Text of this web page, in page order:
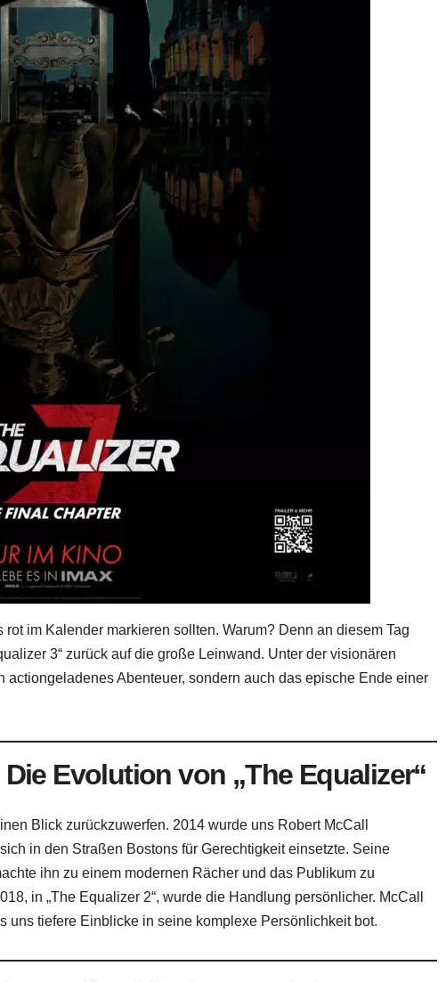
im Kalender markieren sollten. Warum? Denn an diesem Tag
3“ zurück auf die große Leinwand. Unter der visionären
Abenteuer, sondern auch das epische Ende einer
Evolution von „The Equalizer“
Blick zurückzuwerfen. 2014 wurde uns Robert McCall
in den Straßen Bostons für Gerechtigkeit einsetzte. Seine
ihn zu einem modernen Rächer und das Publikum zu
in „The Equalizer 2“, wurde die Handlung persönlicher. McCall
uns tiefere Einblicke in seine komplexe Persönlichkeit bot.